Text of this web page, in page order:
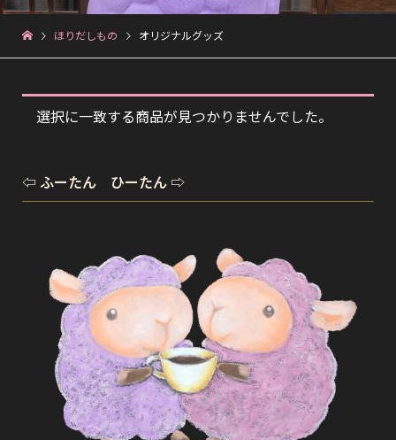
ほりだしもの オリジナルグッズ
選択に一致する商品が見つかりませんでした。
⇦ ふーたん ひーたん ⇨